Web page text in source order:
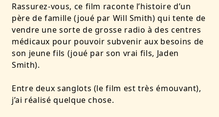
Rassurez-vous, ce film raconte l’histoire d’un
père de famille (joué par Will Smith) qui tente de
vendre une sorte de grosse radio à des centres
médicaux pour pouvoir subvenir aux besoins de
son jeune fils (joué par son vrai fils, Jaden
Smith).
Entre deux sanglots (le film est très émouvant),
j’ai réalisé quelque chose.